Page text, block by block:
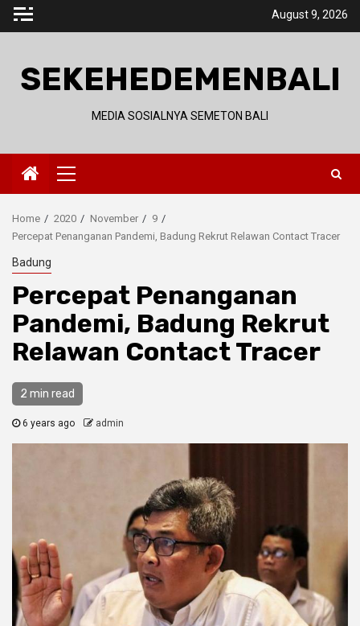
Skip
August 9, 2026
SEKEHEDEMENBALI
MEDIA SOSIALNYA SEMETON BALI
Primary
Menu
Home 2020 November
9
Percepat Penanganan Pandemi, Badung Rekrut Relawan Contact Tracer
Badung
Percepat Penanganan
Pandemi, Badung Rekrut
Relawan Contact Tracer
2 min read
6 years ago admin